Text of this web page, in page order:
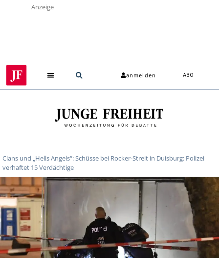
Anzeige
anmelden ABO
Clans und „Hells Angels“: Schüsse bei Rocker-Streit in Duisburg: Polizei
verhaftet 15 Verdächtige